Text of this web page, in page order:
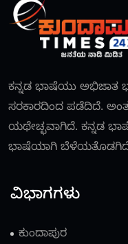
ಕನ್ನಡ ಭಾಷೆಯು ಅಭಿಜಾತ
ಸರಕಾರದಿಂದ ಪಡೆದಿದೆ.
ಯಥೇಚ್ಛವಾಗಿದೆ. ಕನ್ನಡ
ಭಾಷೆಯಾಗಿ
ವಿಭಾಗಗಳು
ಕುಂದಾಪುರ